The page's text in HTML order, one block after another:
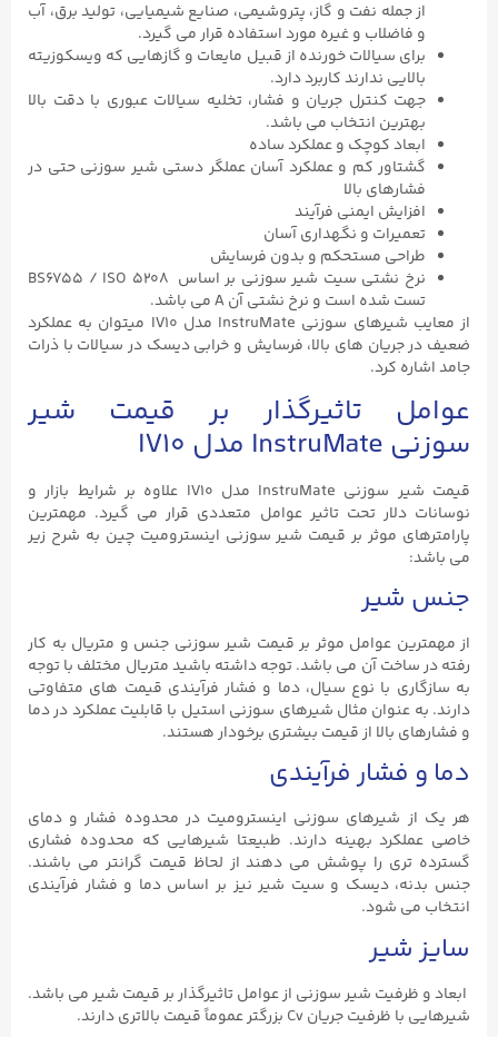
از جمله نفت و گاز، پتروشیمی، صنایع شیمیایی، تولید برق، آب
و فاضلاب و غیره مورد استفاده قرار می گیرد.
برای سیالات خورنده از قبیل مایعات و گازهایی که ویسکوزیته
بالایی ندارند کاربرد دارد.
جهت کنترل جریان و فشار، تخلیه سیالات عبوری با دقت بالا
بهترین انتخاب می باشد.
ابعاد کوچک و عملکرد ساده
گشتاور کم و عملکرد آسان عملگر دستی شیر سوزنی حتی در
فشارهای بالا
افزایش ایمنی فرآیند
تعمیرات و نگهداری آسان
طراحی مستحکم و بدون فرسایش
نرخ نشتی سیت شیر سوزنی بر اساس BS6755 / ISO ۵۲۰۸
تست شده است و نرخ نشتی آن A می باشد.
از معایب شیرهای سوزنی InstruMate مدل IV10 میتوان به عملکرد
ضعیف در جریان های بالا، فرسایش و خرابی دیسک در سیالات با ذرات
جامد اشاره کرد.
عوامل تاثیرگذار بر قیمت شیر
سوزنی InstruMate مدل IV10
قیمت شیر سوزنی InstruMate مدل IV10 علاوه بر شرایط بازار و
نوسانات دلار تحت تاثیر عوامل متعددی قرار می گیرد. مهمترین
پارامترهای موثر بر قیمت شیر سوزنی اینسترومیت چین به شرح زیر
می باشد:
جنس شیر
از مهمترین عوامل موثر بر قیمت شیر سوزنی جنس و متریال به کار
رفته در ساخت آن می باشد. توجه داشته باشید متریال مختلف با توجه
به سازگاری با نوع سیال، دما و فشار فرآیندی قیمت های متفاوتی
دارند. به عنوان مثال شیرهای سوزنی استیل با قابلیت عملکرد در دما
و فشارهای بالا از قیمت بیشتری برخودار هستند.
دما و فشار فرآیندی
هر یک از شیرهای سوزنی اینسترومیت در محدوده فشار و دمای
خاصی عملکرد بهینه دارند. طبیعتا شیرهایی که محدوده فشاری
گسترده تری را پوشش می دهند از لحاظ قیمت گرانتر می باشند.
جنس بدنه، دیسک و سیت شیر نیز بر اساس دما و فشار فرآیندی
انتخاب می شود.
سایز شیر
ابعاد و ظرفیت شیر سوزنی از عوامل تاثیرگذار بر قیمت شیر می باشد.
شیرهایی با ظرفیت جریان Cv بزرگتر عموماً قیمت بالاتری دارند.